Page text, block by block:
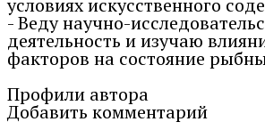
условиях искусственного
- Веду научно-
деятельность и изучаю
факторов на состояние
Профили автора
Добавить комментарий